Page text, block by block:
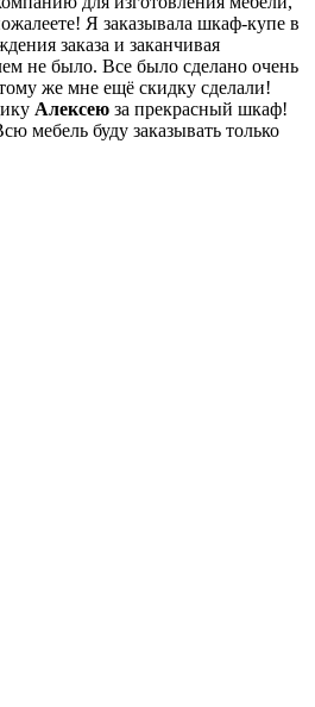
Я заказывала шкаф-купе в
заказа и заканчивая
не было. Все было сделано очень
же мне ещё скидку сделали!
Алексею за прекрасный шкаф!
мебель буду заказывать только